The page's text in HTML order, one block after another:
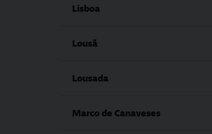
Lisboa
Lousã
Lousada
Marco de Canaveses